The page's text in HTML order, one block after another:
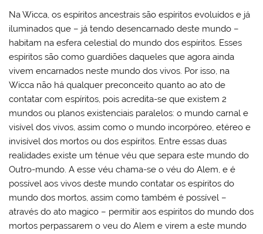
Na Wicca, os espíritos ancestrais são espíritos evoluídos e já
iluminados que – já tendo desencarnado deste mundo –
habitam na esfera celestial do mundo dos espíritos. Esses
espíritos são como guardiões daqueles que agora ainda
vivem encarnados neste mundo dos vivos. Por isso, na
Wicca não há qualquer preconceito quanto ao ato de
contatar com espíritos, pois acredita-se que existem 2
mundos ou planos existenciais paralelos: o mundo carnal e
visível dos vivos, assim como o mundo incorpóreo, etéreo e
invisível dos mortos ou dos espíritos. Entre essas duas
realidades existe um ténue véu que separa este mundo do
Outro-mundo. A esse véu chama-se o véu do Alem, e é
possível aos vivos deste mundo contatar os espíritos do
mundo dos mortos, assim como também é possível –
através do ato magico – permitir aos espíritos do mundo dos
mortos perpassarem o veu do Alem e virem a este mundo